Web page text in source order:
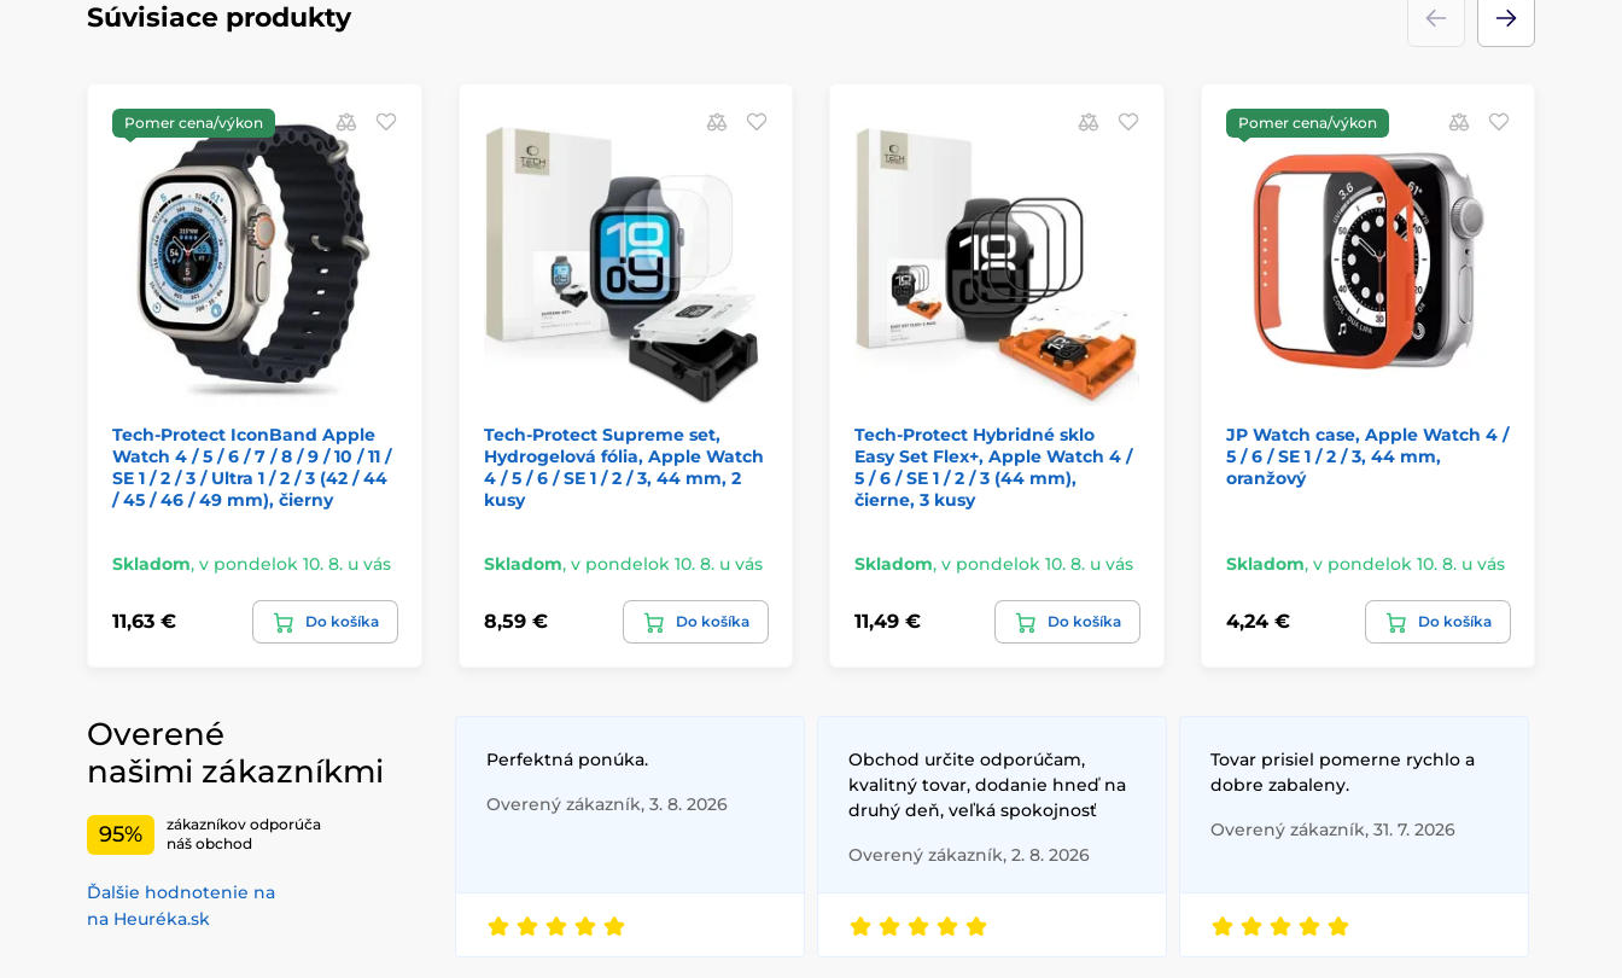
Súvisiace produkty
Pomer cena/výkon
Tech-Protect IconBand Apple
Watch 4 / 5 / 6 / 7 / 8 / 9 / 10 / 11 /
SE 1 / 2 / 3 / Ultra 1 / 2 / 3 (42 / 44
/ 45 / 46 / 49 mm), čierny
Skladom, v pondelok 10. 8. u vás
11,63 € Do košíka
Tech-Protect Supreme set,
Hydrogelová fólia, Apple Watch
4 / 5 / 6 / SE 1 / 2 / 3, 44 mm, 2
kusy
Skladom, v pondelok 10. 8. u vás
8,59 € Do košíka
Tech-Protect Hybridné sklo
Easy Set Flex+, Apple Watch 4 /
5 / 6 / SE 1 / 2 / 3 (44 mm),
čierne, 3 kusy
Skladom, v pondelok 10. 8. u vás
11,49 € Do košíka
Pomer cena/výkon
JP Watch case, Apple Watch 4 /
5 / 6 / SE 1 / 2 / 3, 44 mm,
oranžový
Skladom, v pondelok 10. 8. u vás
4,24 € Do košíka
Overené
našimi zákazníkmi
95%
zákazníkov odporúča
náš obchod
Ďalšie hodnotenie na
na Heuréka.sk
Perfektná ponúka.
Overený zákazník, 3. 8. 2026
Obchod určite odporúčam,
kvalitný tovar, dodanie hneď na
druhý deň, veľká spokojnosť
Overený zákazník, 2. 8. 2026
Tovar prisiel pomerne rychlo a
dobre zabaleny.
Overený zákazník, 31. 7. 2026